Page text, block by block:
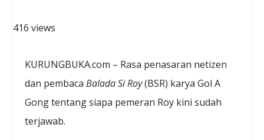
416 views
KURUNGBUKA.com – Rasa penasaran netizen
dan pembacaBalada Si Roy(BSR) karya Gol A
Gong tentang siapa pemeran Roy kini sudah
terjawab.